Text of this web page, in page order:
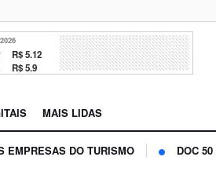
R$ 5.12
R$ 5.9
MAIS LIDAS
EMPRESAS DO TURISMO DOC